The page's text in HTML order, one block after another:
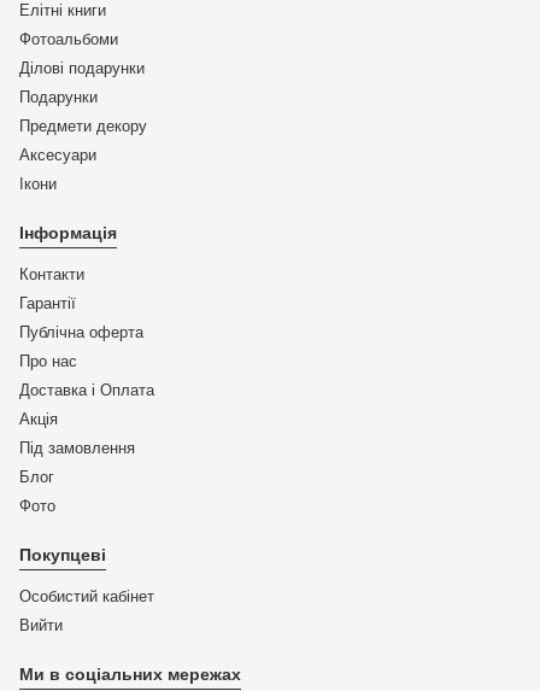
Елітні книги
Фотоальбоми
Ділові подарунки
Подарунки
Предмети декору
Аксесуари
Ікони
Інформація
Контакти
Гарантії
Публічна оферта
Про нас
Доставка і Оплата
Акція
Під замовлення
Блог
Фото
Покупцеві
Особистий кабінет
Вийти
Ми в соціальних мережах